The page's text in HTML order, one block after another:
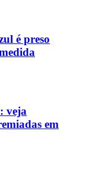
é preso
veja
em